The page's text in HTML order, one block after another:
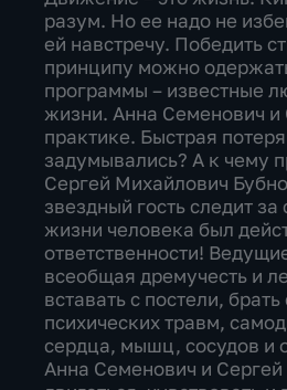
разум. Но ее надо не
ей навстречу. Победить
принципу можно
программы – известные
жизни. Анна Семенович и
практике. Быстрая
задумывались? А к чему
Сергей Михайлович
звездный гость следит
жизни человека был
ответственности!
всеобщая дремучесть и
вставать с постели,
психических травм,
сердца, мышц, сосудов и
Анна Семенович и